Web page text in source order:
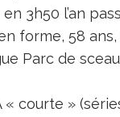
en 3h50 l’an
forme, 58
Parc de
« courte »